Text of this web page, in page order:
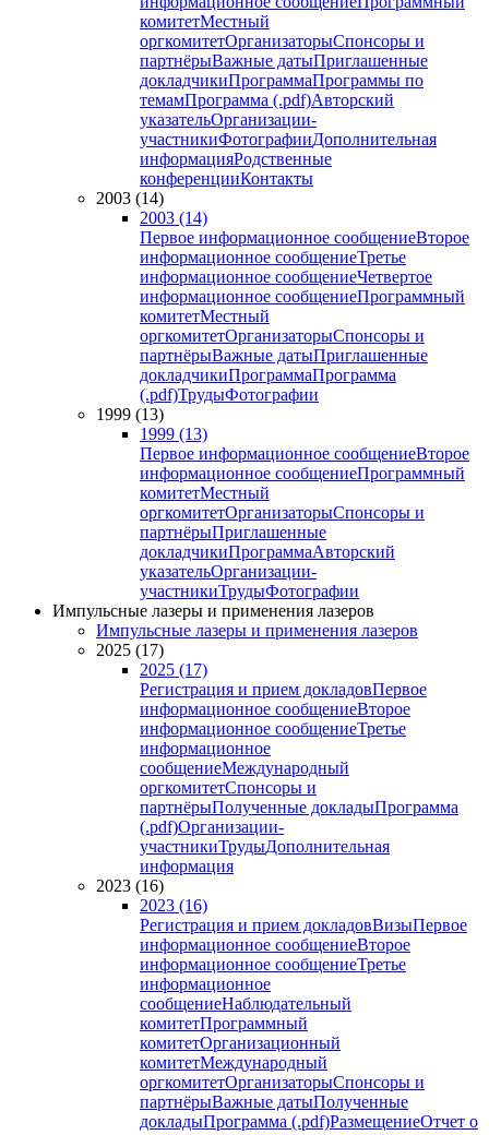
комитетМестный
оргкомитетОрганизаторыСпонсоры и
партнёрыВажные датыПриглашенные
докладчикиПрограммаПрограммы по
темамПрограмма (.pdf)Авторский
указательОрганизации-
участникиФотографииДополнительная
информацияРодственные
конференцииКонтакты
2003 (14)
2003 (14)
Первое информационное сообщениеВторое
информационное сообщениеТретье
информационное сообщениеЧетвертое
информационное сообщениеПрограммный
комитетМестный
оргкомитетОрганизаторыСпонсоры и
партнёрыВажные датыПриглашенные
докладчикиПрограммаПрограмма
(.pdf)ТрудыФотографии
1999 (13)
1999 (13)
Первое информационное сообщениеВторое
информационное сообщениеПрограммный
комитетМестный
оргкомитетОрганизаторыСпонсоры и
партнёрыПриглашенные
докладчикиПрограммаАвторский
указательОрганизации-
участникиТрудыФотографии
Импульсные лазеры и применения лазеров
Импульсные лазеры и применения лазеров
2025 (17)
2025 (17)
Регистрация и прием докладовПервое
информационное сообщениеВторое
информационное сообщениеТретье
информационное
сообщениеМеждународный
оргкомитетСпонсоры и
партнёрыПолученные докладыПрограмма
(.pdf)Организации-
участникиТрудыДополнительная
информация
2023 (16)
2023 (16)
Регистрация и прием докладовВизыПервое
информационное сообщениеВторое
информационное сообщениеТретье
информационное
сообщениеНаблюдательный
комитетПрограммный
комитетОрганизационный
комитетМеждународный
оргкомитетОрганизаторыСпонсоры и
партнёрыВажные датыПолученные
докладыПрограмма (.pdf)РазмещениеОтчет о